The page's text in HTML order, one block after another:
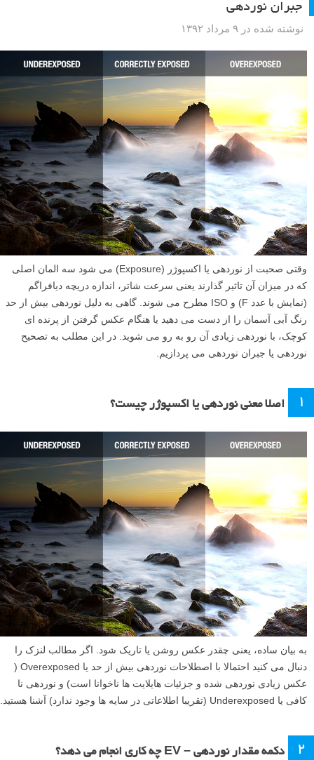
جبران نوردهی
نوشته شده در ۹ مرداد ۱۳۹۲
وقتی صحبت از نوردهی یا اکسپوژر (Exposure) می شود سه المان اصلی
که در میزان آن تاثیر گذارند یعنی سرعت شاتر، اندازه دریچه دیافراگم
(نمایش با عدد F) و ISO مطرح می شوند. گاهی به دلیل نوردهی بیش از حد
رنگ آبی آسمان را از دست می دهید یا هنگام عکس گرفتن از پرنده ای
کوچک، با نوردهی زیادی آن رو به رو می شوید. در این مطلب به تصحیح
نوردهی یا جبران نوردهی می پردازیم.
۱ اصلا معنی نوردهی یا اکسپوژر چیست؟
به بیان ساده، یعنی چقدر عکس روشن یا تاریک شود. اگر مطالب لنزک را
دنبال می کنید احتمالا با اصطلاحات نوردهی بیش از حد یا Overexposed (
عکس زیادی نوردهی شده و جزئیات هایلایت ها ناخوانا است) و نوردهی نا
کافی یا Underexposed (تقریبا اطلاعاتی در سایه ها وجود ندارد) آشنا هستید.
۲ دکمه مقدار نوردهی – EV چه کاری انجام می دهد؟